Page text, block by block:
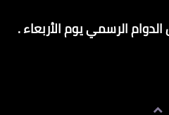
الرسمي يوم الأربعاء .